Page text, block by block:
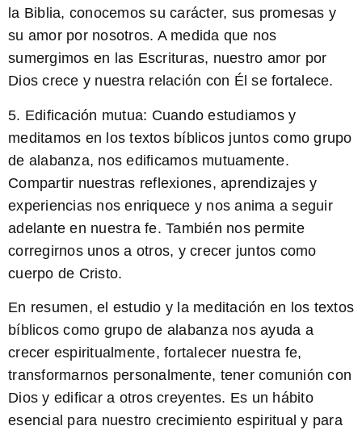
la Biblia, conocemos su carácter, sus promesas y
su amor por nosotros. A medida que nos
sumergimos en las Escrituras, nuestro amor por
Dios crece y nuestra relación con Él se fortalece.
5. Edificación mutua: Cuando estudiamos y
meditamos en los textos bíblicos juntos como grupo
de alabanza, nos edificamos mutuamente.
Compartir nuestras reflexiones, aprendizajes y
experiencias nos enriquece y nos anima a seguir
adelante en nuestra fe. También nos permite
corregirnos unos a otros, y crecer juntos como
cuerpo de Cristo.
En resumen, el estudio y la meditación en los textos
bíblicos como grupo de alabanza nos ayuda a
crecer espiritualmente, fortalecer nuestra fe,
transformarnos personalmente, tener comunión con
Dios y edificar a otros creyentes. Es un hábito
esencial para nuestro crecimiento espiritual y para